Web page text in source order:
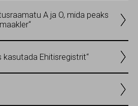
A ja O, mida peaks
kasutada Ehitisregistrit“